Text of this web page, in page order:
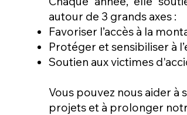
autour de 3 grands axes :
Favoriser l’accès à la
Protéger et sensibiliser à
Soutien aux victimes
Vous pouvez nous aider à
projets et à prolonger